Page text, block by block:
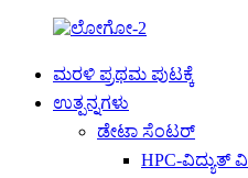
ಮರಳಿ ಪ್ರಥಮ ಪುಟಕ್ಕೆ
ಉತ್ಪನ್ನಗಳು
ಡೇಟಾ ಸೆಂಟರ್
HPC-ವಿದ್ಯುತ್